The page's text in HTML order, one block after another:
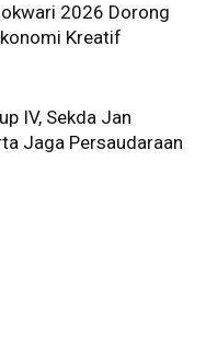
2026 Dorong
Kreatif
IV, Sekda Jan
Jaga Persaudaraan